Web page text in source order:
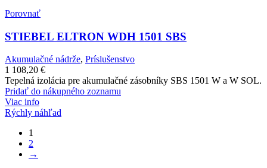
Porovnať
STIEBEL ELTRON WDH 1501 SBS
Akumulačné nádrže, Príslušenstvo
1 108,20 €
Tepelná izolácia pre akumulačné zásobníky SBS 1501 W a W SOL.
Pridať do nákupného zoznamu
Viac info
Rýchly náhľad
1
2
→